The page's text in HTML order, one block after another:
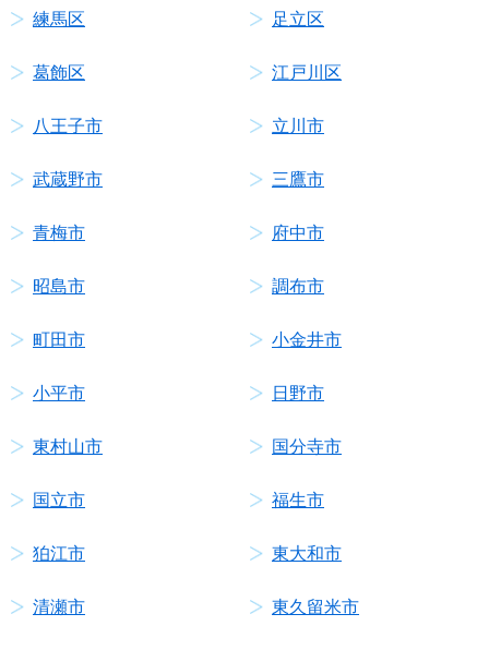
練馬区 足立区
葛飾区 江戸川区
八王子市 立川市
武蔵野市 三鷹市
青梅市 府中市
昭島市 調布市
町田市 小金井市
小平市 日野市
東村山市 国分寺市
国立市 福生市
狛江市 東大和市
清瀬市 東久留米市